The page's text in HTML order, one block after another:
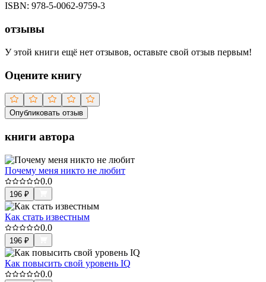
ISBN: 978-5-0062-9759-3
отзывы
У этой книги ещё нет отзывов, оставьте свой отзыв первым!
Оцените книгу
Опубликовать отзыв
книги автора
Почему меня никто не любит
0.0
196 ₽
Как стать известным
0.0
196 ₽
Как повысить свой уровень IQ
0.0